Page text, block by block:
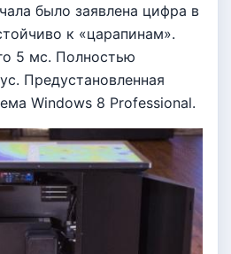
было заявлена цифра в
к «царапинам».
5 мс. Полностью
Предустановленная
Windows 8 Professional.